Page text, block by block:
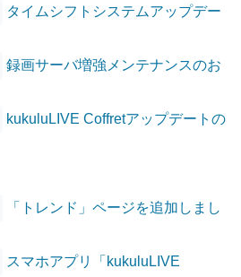
タイムシフトシステムアップデー
録画サーバ増強メンテナンスのお
kukuluLIVE Coffretアップデートの
「トレンド」ページを追加しまし
スマホアプリ「kukuluLIVE